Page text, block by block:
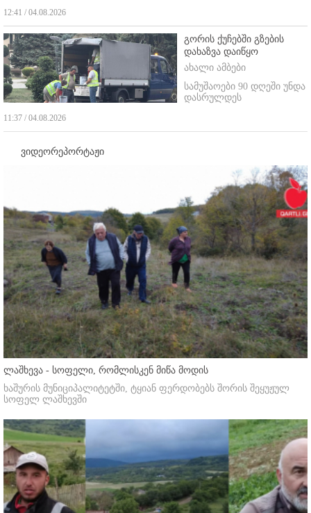
12:41 / 04.08.2026
გორის ქუჩებში გზების
დახაზვა დაიწყო
ახალი ამბები
სამუშაოები 90 დღეში უნდა
დასრულდეს
11:37 / 04.08.2026
ვიდეორეპორტაჟი
ლაშხევა - სოფელი, რომლისკენ მიწა მოდის
ხაშურის მუნიციპალიტეტში, ტყიან ფერდობებს შორის შეყუჟულ
სოფელ ლაშხევში